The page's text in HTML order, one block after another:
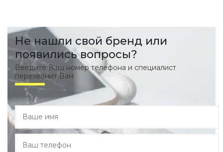
Не нашли свой бренд или
появились вопросы?
Введите Ваш номер телефона и специалист
перезвонит Вам